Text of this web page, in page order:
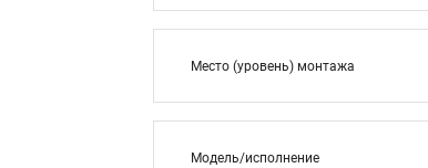
Место (уровень) монтажа
Модель/исполнение